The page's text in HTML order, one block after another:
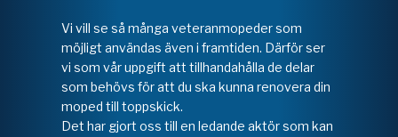
Vi vill se så många veteranmopeder som
möjligt användas även i framtiden. Därför ser
vi som vår uppgift att tillhandahålla de delar
som behövs för att du ska kunna renovera din
moped till toppskick.
Det har gjort oss till en ledande aktör som kan